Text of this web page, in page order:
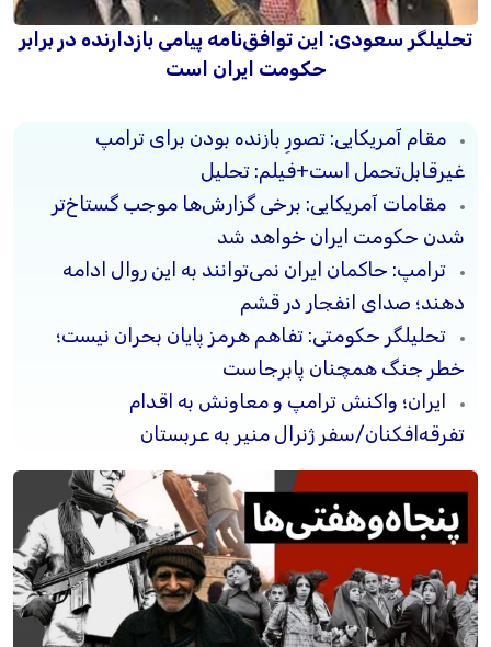
تحلیلگر سعودی: این توافق‌نامه پیامی بازدارنده در برابر
حکومت ایران است
مقام آمریکایی: تصورِ بازنده بودن برای ترامپ
غیرقابل‌تحمل است+فیلم: تحلیل
مقامات آمریکایی: برخی گزارش‌ها موجب گستاخ‌تر
شدن حکومت ایران خواهد شد
ترامپ: حاکمان ایران نمی‌توانند به این روال ادامه
دهند؛ صدای انفجار در قشم
تحلیلگر حکومتی: تفاهم هرمز پایان بحران نیست؛
خطر جنگ همچنان پابرجاست
ایران؛ واکنش ترامپ و معاونش به اقدام
تفرقه‌افکنان/سفر ژنرال منیر به عربستان